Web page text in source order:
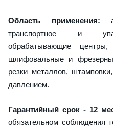
Область применения:
транспортное и
обрабатывающие
шлифовальные и
резки металлов,
давлением.
Гарантийный срок - 12
обязательном соблюдения